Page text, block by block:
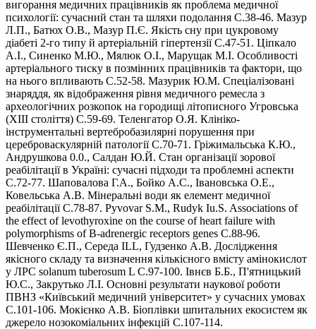
вигорання медичних працівників як проблема медичної
психології: сучасний стан та шляхи подолання С.38-46. Мазур
Л.П., Батюх O.B., Мазур П.Є. Якість сну при цукровому
діабеті 2-го типу й артеріальній гіпертензії С.47-51. Ціпкало
A.І., Синенко М.Ю., Мялюк O.I., Марущак М.І. Особливості
артеріального тиску в позмінних працівників та фактори, що
на нього впливають С.52-58. Мазурик Ю.М. Спеціалізовані
знаряддя, як відображення рівня медичного ремесла з
археологічних розкопок на городищі літописного Угровська
(ХІІІ століття) С.59-69. Теленгатор О.Я. Клініко-
інструментальні вертебробазилярні порушення при
цереброваскулярній патології С.70-71. Гріжимальська К.Ю.,
Андрушкова 0.0., Салдан Ю.Й. Стан організації зорової
реабілітації в Україні: сучасні підходи та проблемні аспекти
С.72-77. Шаповалова Г.А., Бойко A.C., Івановська O.E.,
Ковельська А.В. Мінеральні води як елемент медичної
реабілітації С.78-87. Pyvovar S.М., Rudyk Iu.S. Associations of
the effect of levothyroxine on the course of heart failure with
polymorphisms of B-adrenergic receptors genes C.88-96.
Шевченко Є.П., Середа ILL, Гудзенко A.B. Дослідження
якісного складу та визначення кількісного вмісту амінокислот
у ЛРС solanum tuberosum L С.97-100. Івнєв Б.Б., П'ятницький
Ю.С., Закрутько Л.І. Основні результати наукової роботи
ПВНЗ «Київський медичний університет» у сучасних умовах
С.101-106. Мокієнко А.В. Біоплівки шпитальних екосистем як
джерело нозокоміальних інфекцій С.107-114.